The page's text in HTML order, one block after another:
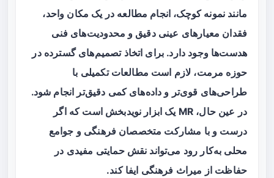
مانند نمونه کوچک، انجام مطالعه در یک مکان واحد،
فقدان معیارهای عینی دقیق و محدودیت‌های فنی
هدست‌ها وجود دارد. برای اتخاذ تصمیم‌های گسترده در
حوزه مرمت، لازم است مطالعات تکمیلی با
طراحی‌های قوی‌تر و داده‌های کمی دقیق‌تر انجام شود.
در عین حال، MR یک ابزار نویدبخش است که اگر
درست و با مشارکت متخصصان فرهنگی و جوامع
محلی به‌کار رود می‌تواند نقش حمایتی مفیدی در
حفاظت از میراث فرهنگی ایفا کند.